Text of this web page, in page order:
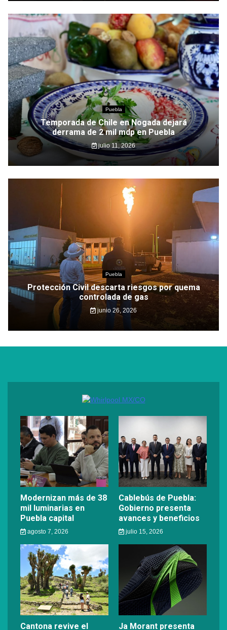
Puebla
Temporada de Chile en Nogada dejará
derrama de 2 mil mdp en Puebla
julio 11, 2026
Puebla
Protección Civil descarta riesgos por quema
controlada de gas
junio 26, 2026
Modernizan más de 38
mil luminarias en
Puebla capital
agosto 7, 2026
Cablebús de Puebla:
Gobierno presenta
avances y beneficios
julio 15, 2026
Cantona revive el Ja Morant presenta